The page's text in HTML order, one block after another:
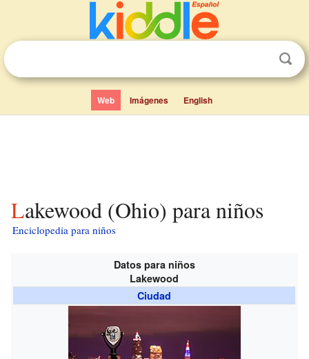
Web Imágenes English
Lakewood (Ohio) para niños
Enciclopedia para niños
Datos para niños
Lakewood
Ciudad